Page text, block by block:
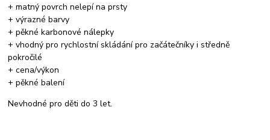
+ matný povrch nelepí na prsty
+ výrazné barvy
+ pěkné karbonové nálepky
+ vhodný pro rychlostní skládání pro začátečníky i středně
pokročilé
+ cena/výkon
+ pěkné balení
Nevhodné pro děti do 3 let.